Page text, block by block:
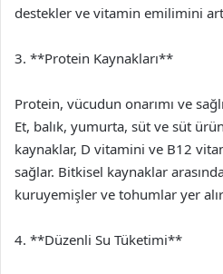
destekler ve vitamin emilimini
3. **Protein Kaynakları**
Protein, vücudun onarımı ve
Et, balık, yumurta, süt ve süt
kaynaklar, D vitamini ve B12
sağlar. Bitkisel kaynaklar
kuruyemişler ve tohumlar yer
4. **Düzenli Su Tüketimi**